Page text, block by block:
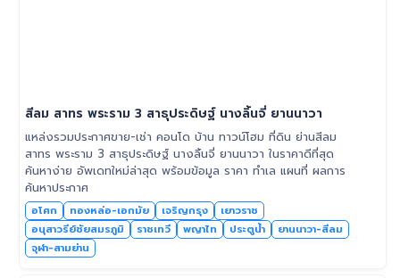
สีลม สาทร พระราม 3 สาธุประดิษฐ์ นางลิ้นจี่ ยานนาวา
แหล่งรวมประกาศขาย-เช่า คอนโด บ้าน ทาวน์โฮม ที่ดิน ย่านสีลม
สาทร พระราม 3 สาธุประดิษฐ์ นางลิ้นจี่ ยานนาวา ในราคาดีที่สุด
ค้นหาง่าย อัพเดทใหม่ล่าสุด พร้อมข้อมูล ราคา ทำเล แผนที่ ผลการ
ค้นหาประกาศ
อโศก ทองหล่อ-เอกมัย เจริญกรุง
เยาวราช
อนุสาวรีย์ชัยสมรภูมิ
ราชเทวี พญาไท ประตูน้ำ
ยานนาวา-สีลม
จุฬา-สามย่าน